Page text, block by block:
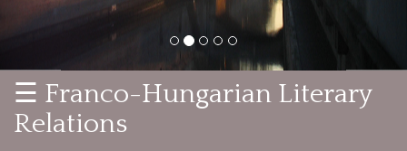
☰ Franco-Hungarian Literary
Relations